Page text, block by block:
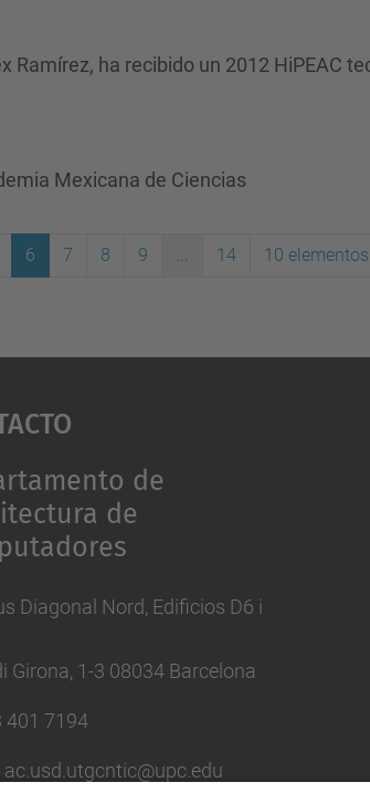
Ramírez, ha recibido un 2012 HiPEAC
Mexicana de Ciencias
6 7 8 9 ... 14 10
de
de
Diagonal Nord, Edificios D6 i
Girona, 1-3 08034 Barcelona
401 7194
ac.usd.utgcntic@upc.edu